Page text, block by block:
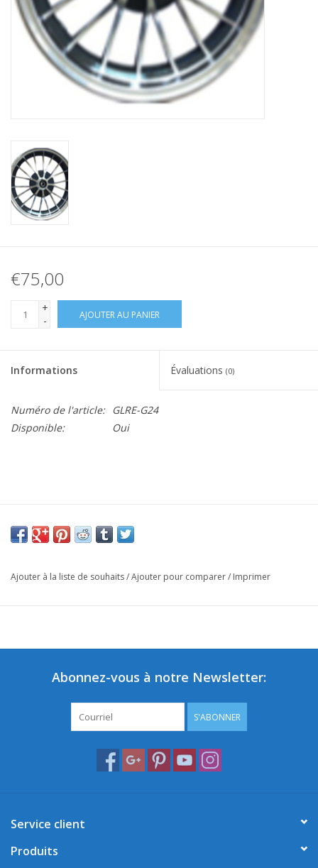
€75,00
+
-
AJOUTER AU PANIER
Informations Évaluations (0)
Numéro de l'article:
GLRE-G24
Disponible:
Oui
Ajouter à la liste de souhaits/Ajouter pour comparer/ Imprimer
Abonnez-vous à notre Newsletter:
S'ABONNER
Service client
Produits